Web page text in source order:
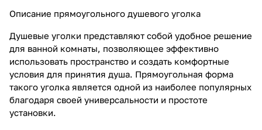
Описание прямоугольного душевого уголка
Душевые уголки представляют собой удобное решение
для ванной комнаты, позволяющее эффективно
использовать пространство и создать комфортные
условия для принятия душа. Прямоугольная форма
такого уголка является одной из наиболее популярных
благодаря своей универсальности и простоте
установки.